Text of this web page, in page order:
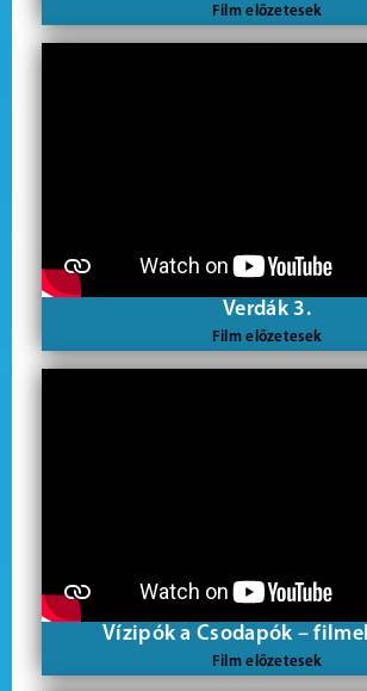
Film előzetesek
Verdák 3.
Film előzetesek
Vízipók a Csodapók –
Film előzetesek